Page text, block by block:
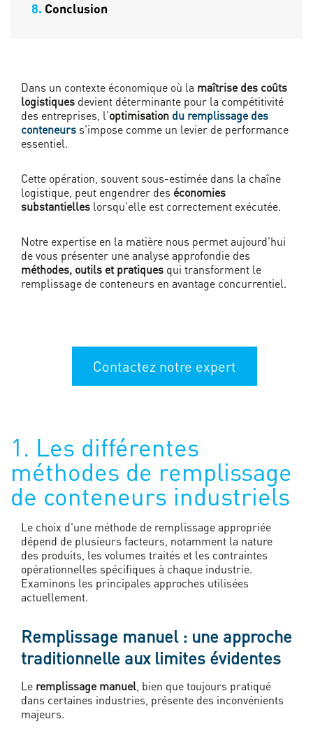
8. Conclusion
Dans un contexte économique où la maîtrise des coûts
logistiques devient déterminante pour la compétitivité
des entreprises, l'optimisation du remplissage des
conteneurs s'impose comme un levier de performance
essentiel.
Cette opération, souvent sous-estimée dans la chaîne
logistique, peut engendrer des économies
substantielles lorsqu'elle est correctement exécutée.
Notre expertise en la matière nous permet aujourd'hui
de vous présenter une analyse approfondie des
méthodes, outils et pratiques qui transforment le
remplissage de conteneurs en avantage concurrentiel.
Contactez notre expert
1. Les différentes
méthodes de remplissage
de conteneurs industriels
Le choix d'une méthode de remplissage appropriée
dépend de plusieurs facteurs, notamment la nature
des produits, les volumes traités et les contraintes
opérationnelles spécifiques à chaque industrie.
Examinons les principales approches utilisées
actuellement.
Remplissage manuel : une approche
traditionnelle aux limites évidentes
Le remplissage manuel , bien que toujours pratiqué
dans certaines industries, présente des inconvénients
majeurs.